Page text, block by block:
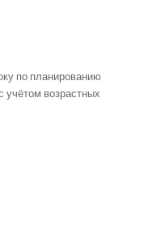
по планированию
учётом возрастных